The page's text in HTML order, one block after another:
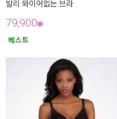
발리 와이어없는 브라
79,900₩